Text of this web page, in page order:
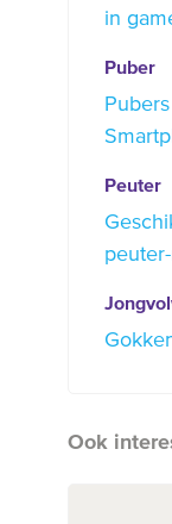
in
Puber
Peuter
Ook